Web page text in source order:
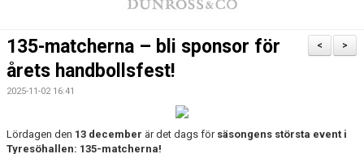
OM KLUBBEN
WEBBUTIK
>
<
135-matcherna – bli sponsor för
årets handbollsfest!
2025-11-02 16:41
Lördagen den 13 december är det dags för säsongens största event i
Tyresöhallen: 135-matcherna!